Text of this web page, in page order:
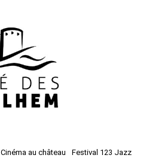
Cinéma au château
Festival 123 Jazz